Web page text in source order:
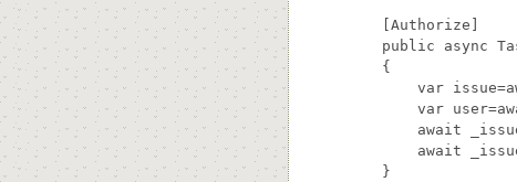
        [Authorize]
public async
        {
var
var
await
await
        }